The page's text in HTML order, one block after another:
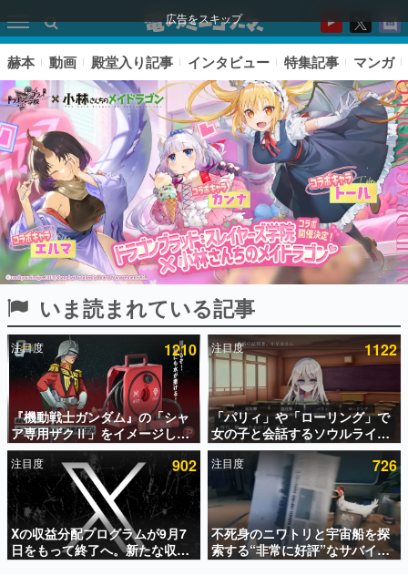
広告をスキップ
ピックアップ
電ファミのいま読まれている記事ランキング
アプリセール情報
インタビュー
連載・特集一覧
殿堂入り記事
SNS拡散数が数千以上！ ページビュー数万以上！ などな
ど。多くの人々に読まれた、電ファミ渾身の“殿堂入り”記
事をまとめました。
赫本 動画 殿堂入り記事 インタビュー 特集記事 マンガ
いま読まれている記事
注目度 1210
『機動戦士ガンダム』の「シャ
ア専用ザクⅡ」をイメージした
散水ホースリールが予約開始。
本体にはシャアのパーソナルマ
ークやジオン公国軍のエンブレ
ム、型式番号などを配置
注目度 1122
「パリィ」や「ローリング」で
女の子と会話するソウルライク
恋愛ゲーム『小早川さんはソウ
ルライク』無料公開。返事に失
敗すると「YOU DIED」
注目度 902
Xの収益分配プログラムが9月7
日をもって終了へ。新たな収益
化制度「Original Content
注目度 726
不死身のニワトリと宇宙船を探
索する“非常に好評”なサバイバ
ルゲーム『Breathedge』が無